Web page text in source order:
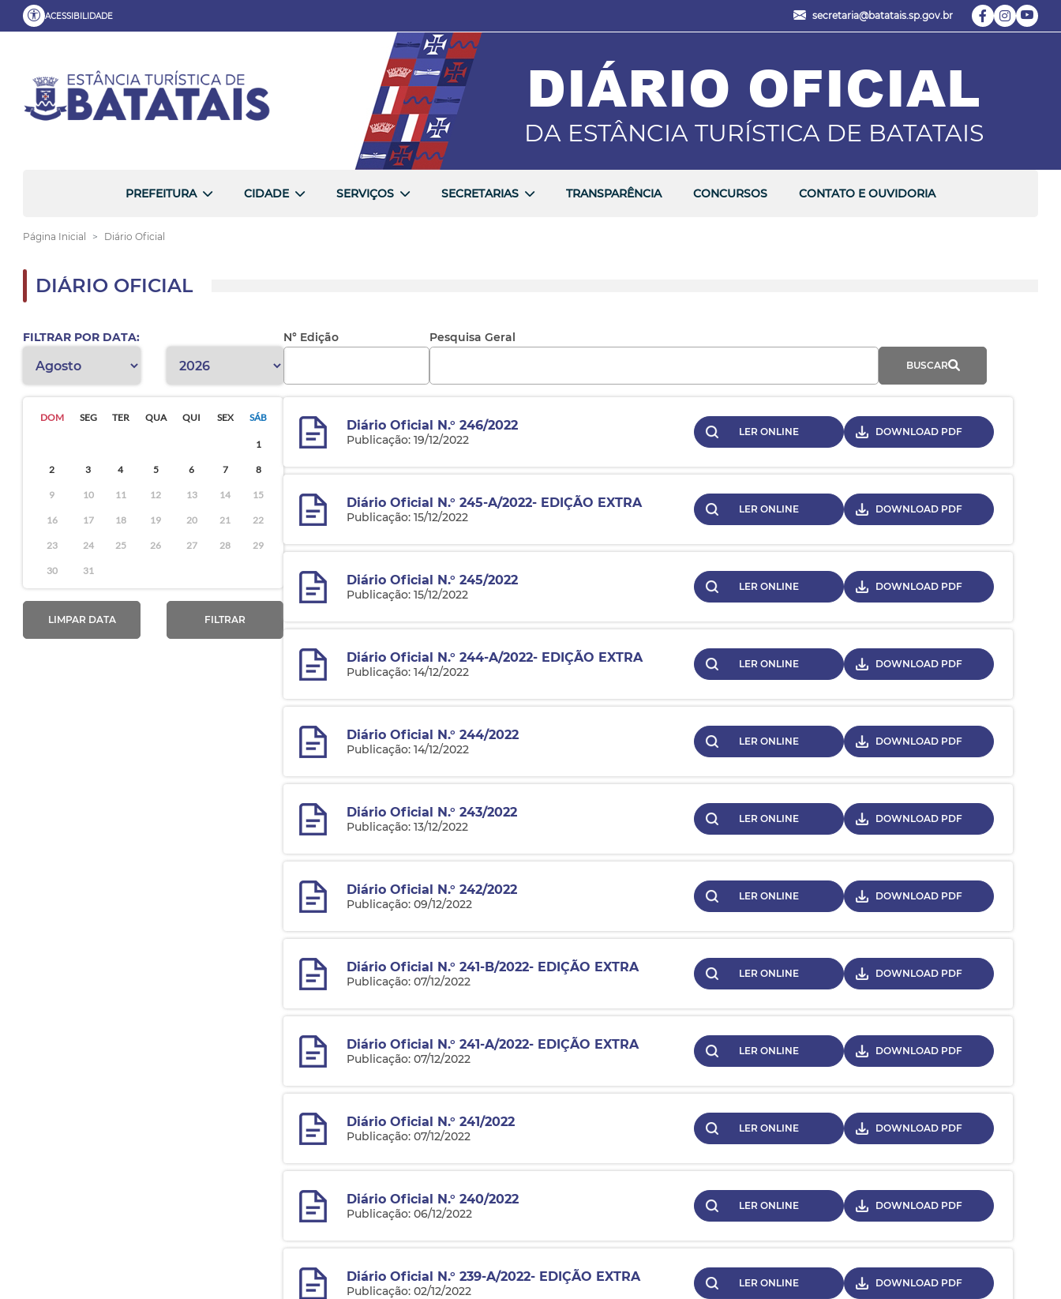
ACESSIBILIDADE secretaria@batatais.sp.gov.br
FALE COM A PREFEITURA:
(16) 3660-3400
PREFEITURA CIDADE SERVIÇOS SECRETARIAS TRANSPARÊNCIA CONCURSOS CONTATO E OUVIDORIA
DIÁRIO OFICIAL
DA ESTÂNCIA TURÍSTICA DE BATATAIS
Página Inicial Diário Oficial
DIÁRIO OFICIAL
FILTRAR POR DATA:
DOM SEG TER QUA QUI SEX SÁB
1
2 3 4 5 6 7 8
9 10 11 12 13 14 15
16 17 18 19 20 21 22
23 24 25 26 27 28 29
30 31
LIMPAR DATA FILTRAR
N° Edição Pesquisa Geral
BUSCAR
Diário Oficial N.° 246/2022
Publicação: 19/12/2022
LER ONLINE DOWNLOAD PDF
Diário Oficial N.° 245-A/2022- EDIÇÃO EXTRA
Publicação: 15/12/2022
LER ONLINE DOWNLOAD PDF
Diário Oficial N.° 245/2022
Publicação: 15/12/2022
LER ONLINE DOWNLOAD PDF
Diário Oficial N.° 244-A/2022- EDIÇÃO EXTRA
Publicação: 14/12/2022
LER ONLINE DOWNLOAD PDF
Diário Oficial N.° 244/2022
Publicação: 14/12/2022
LER ONLINE DOWNLOAD PDF
Diário Oficial N.° 243/2022
Publicação: 13/12/2022
LER ONLINE DOWNLOAD PDF
Diário Oficial N.° 242/2022
Publicação: 09/12/2022
LER ONLINE DOWNLOAD PDF
Diário Oficial N.° 241-B/2022- EDIÇÃO EXTRA
Publicação: 07/12/2022
LER ONLINE DOWNLOAD PDF
Diário Oficial N.° 241-A/2022- EDIÇÃO EXTRA
Publicação: 07/12/2022
LER ONLINE DOWNLOAD PDF
Diário Oficial N.° 241/2022
Publicação: 07/12/2022
LER ONLINE DOWNLOAD PDF
Diário Oficial N.° 240/2022
Publicação: 06/12/2022
LER ONLINE DOWNLOAD PDF
Diário Oficial N.° 239-A/2022- EDIÇÃO EXTRA
Publicação: 02/12/2022
LER ONLINE DOWNLOAD PDF